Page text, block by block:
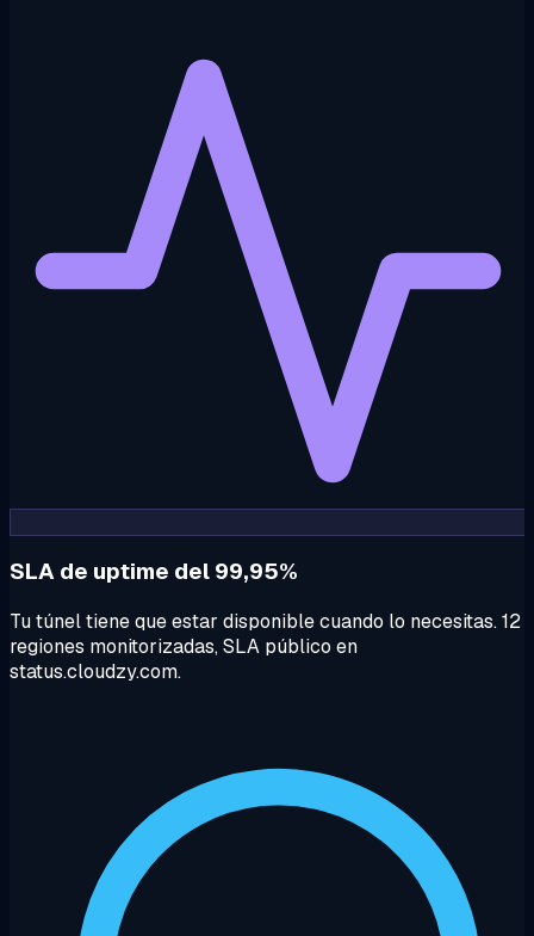
SLA de uptime del 99,95%
Tu túnel tiene que estar disponible cuando lo necesitas. 12
regiones monitorizadas, SLA público en
status.cloudzy.com.